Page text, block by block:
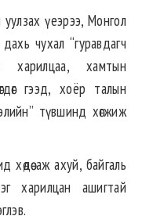
уулзах үеэрээ, Монгол
чухал “гуравдагч
харилцаа, хамтын
гээд, хоёр талын
түвшинд хөгжиж
аж ахуй, байгаль
харилцан ашигтай